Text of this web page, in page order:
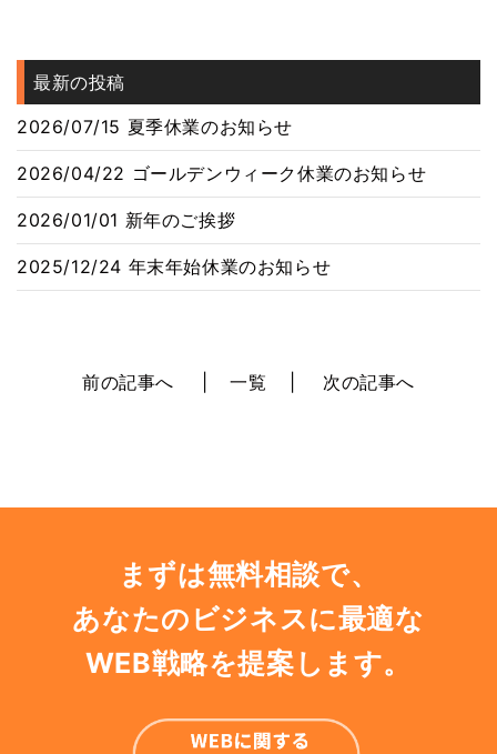
最新の投稿
2026/07/15 夏季休業のお知らせ
2026/04/22 ゴールデンウィーク休業のお知らせ
2026/01/01 新年のご挨拶
2025/12/24 年末年始休業のお知らせ
前の記事へ 一覧 次の記事へ
まずは無料相談で、
あなたのビジネスに最適な
WEB戦略を提案します。